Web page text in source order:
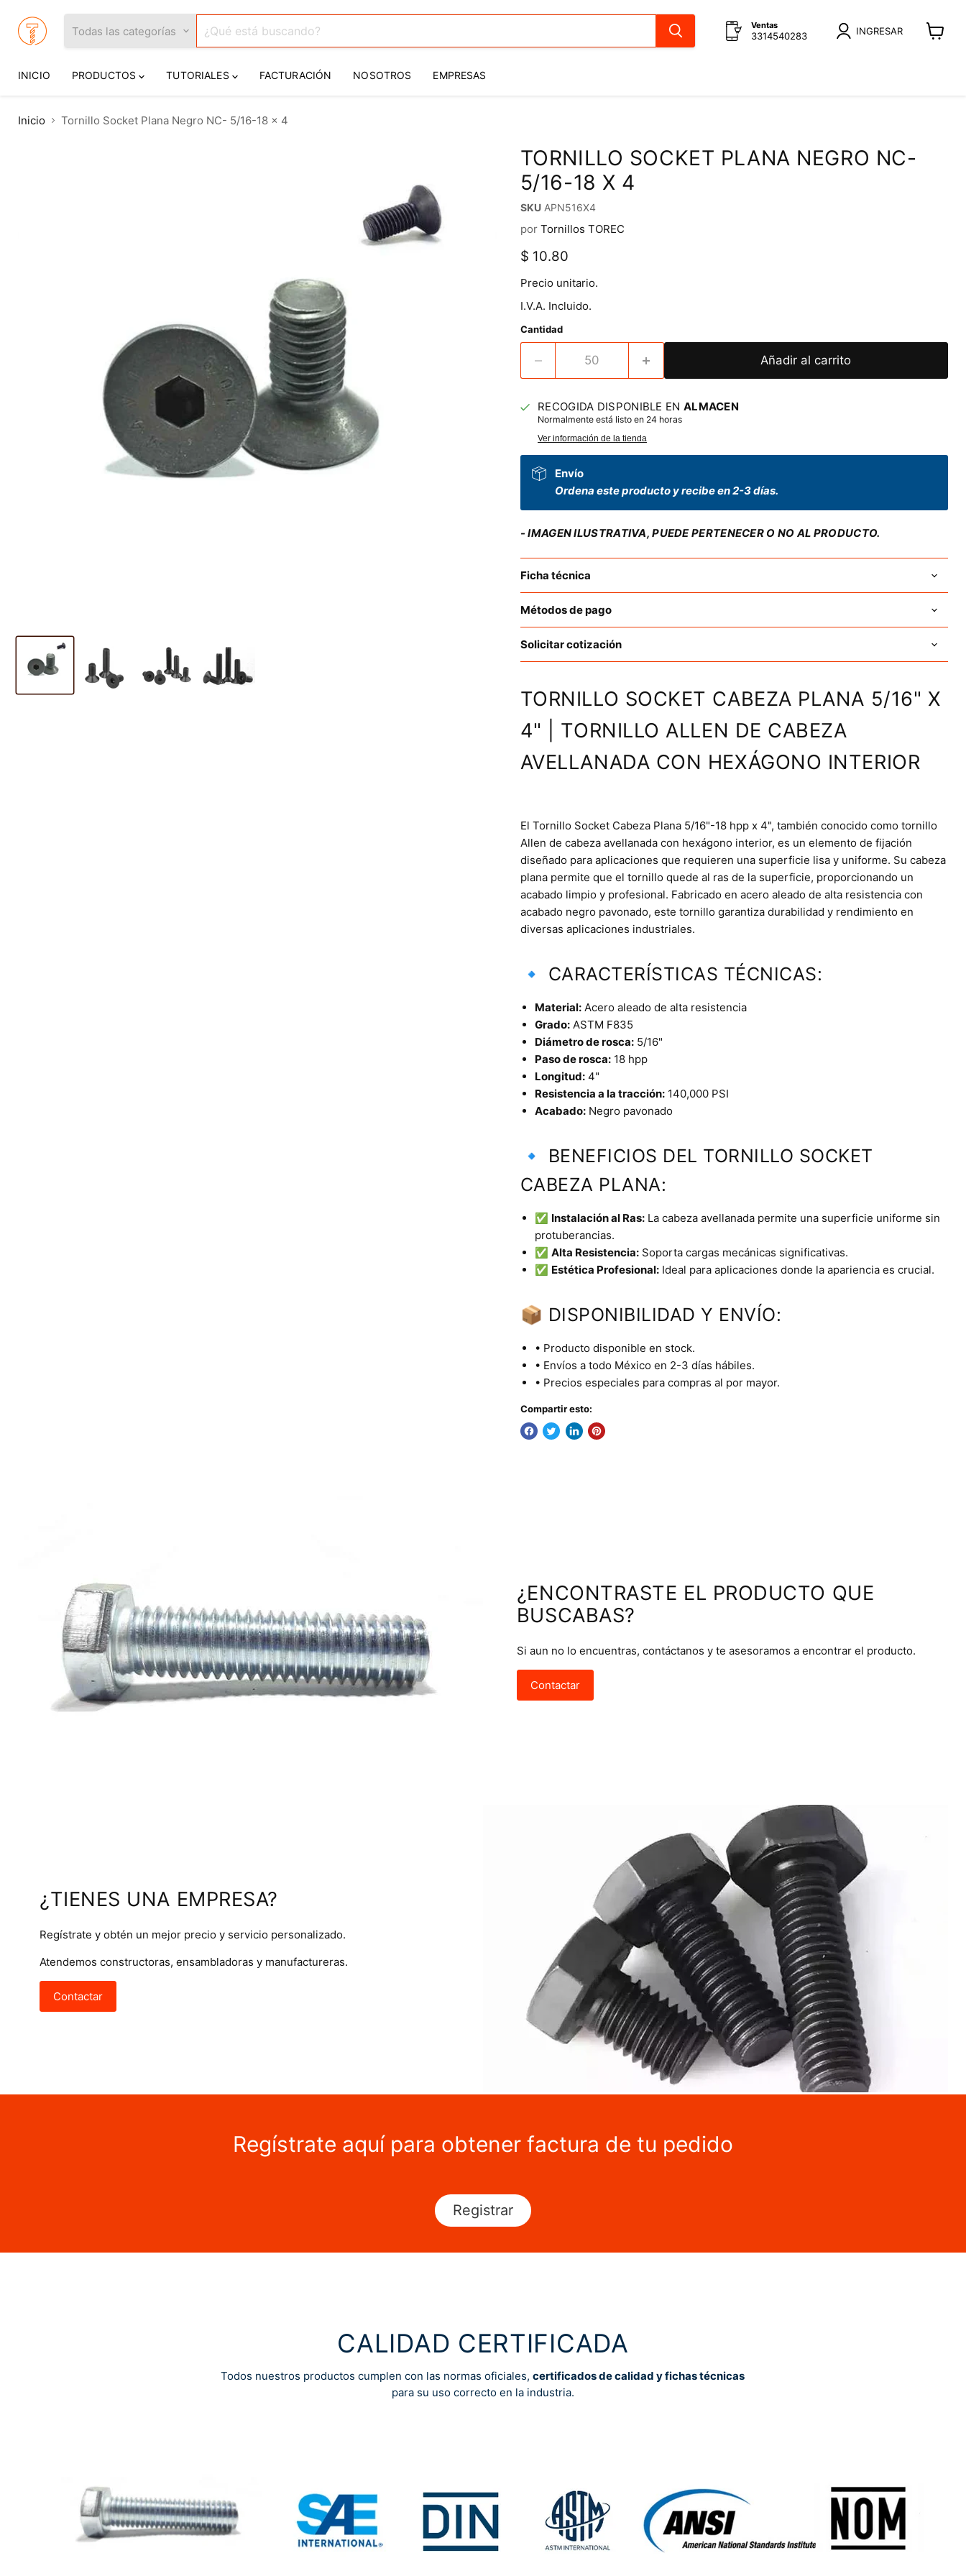
Todas las categorías Ventas
3314540283 INGRESAR
INICIO PRODUCTOS TUTORIALES FACTURACIÓN NOSOTROS EMPRESAS
Inicio Tornillo Socket Plana Negro NC- 5/16-18 x 4
TORNILLO SOCKET PLANA NEGRO NC-
5/16-18 X 4
SKU APN516X4
por Tornillos TOREC
Precio actual
$ 10.80
Precio unitario.
I.V.A. Incluido.
Cantidad
Añadir al carrito
RECOGIDA DISPONIBLE EN ALMACEN
Normalmente está listo en 24 horas
Ver información de la tienda
Envío
Ordena este producto y recibe en 2-3 días.
- IMAGEN ILUSTRATIVA, PUEDE PERTENECER O NO AL PRODUCTO.
Ficha técnica
Métodos de pago
Solicitar cotización
TORNILLO SOCKET CABEZA PLANA 5/16" X
4" | TORNILLO ALLEN DE CABEZA
AVELLANADA CON HEXÁGONO INTERIOR
El Tornillo Socket Cabeza Plana 5/16"-18 hpp x 4", también conocido como tornillo
Allen de cabeza avellanada con hexágono interior, es un elemento de fijación
diseñado para aplicaciones que requieren una superficie lisa y uniforme. Su cabeza
plana permite que el tornillo quede al ras de la superficie, proporcionando un
acabado limpio y profesional. Fabricado en acero aleado de alta resistencia con
acabado negro pavonado, este tornillo garantiza durabilidad y rendimiento en
diversas aplicaciones industriales.
🔹 CARACTERÍSTICAS TÉCNICAS:
Material:Acero aleado de alta resistencia
Grado:ASTM F835
Diámetro de rosca:5/16"
Paso de rosca:18 hpp
Longitud:4"
Resistencia a la tracción:140,000 PSI
Acabado:Negro pavonado
🔹 BENEFICIOS DEL TORNILLO SOCKET
CABEZA PLANA:
✅ Instalación al Ras:La cabeza avellanada permite una superficie uniforme sin
protuberancias.
✅ Alta Resistencia:Soporta cargas mecánicas significativas.
✅ Estética Profesional:Ideal para aplicaciones donde la apariencia es crucial.
📦 DISPONIBILIDAD Y ENVÍO:
• Producto disponible en stock.
• Envíos a todo México en 2-3 días hábiles.
• Precios especiales para compras al por mayor.
Compartir esto:
¿ENCONTRASTE EL PRODUCTO QUE
BUSCABAS?
Si aun no lo encuentras, contáctanos y te asesoramos a encontrar el producto.
Contactar
¿TIENES UNA EMPRESA?
Regístrate y obtén un mejor precio y servicio personalizado.
Atendemos constructoras, ensambladoras y manufactureras.
Contactar
Regístrate aquí para obtener factura de tu pedido
Registrar
CALIDAD CERTIFICADA
Todos nuestros productos cumplen con las normas oficiales,certificados de calidad y fichas técnicas
para su uso correcto en la industria.